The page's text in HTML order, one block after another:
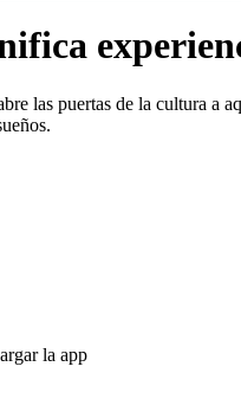
las puertas de la cultura a
la app